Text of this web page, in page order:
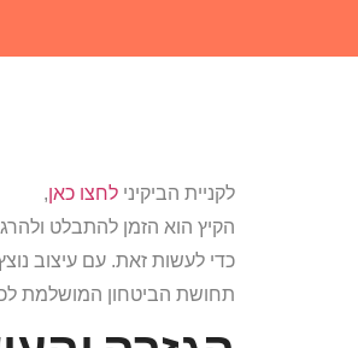
לקניית הביקיני לחצו כאן,
הקיץ הוא הזמן להתבלט
כדי לעשות זאת. עם עיצוב
תחושת הביטחון המושלמת